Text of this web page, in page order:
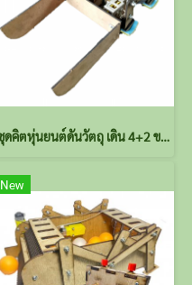
ชุดคิตหุ่นยนต์ดันวัตถุ เดิน 4+2 ขา ใช้ Single Gearbox 4-Speed TAMIYA (ไม่ประกอบ) ไม่รวมรีโมต
New